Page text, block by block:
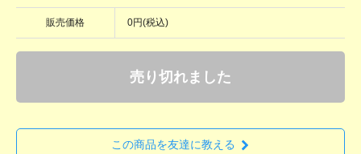
販売価格 0円(税込)
売り切れました
この商品を友達に教える